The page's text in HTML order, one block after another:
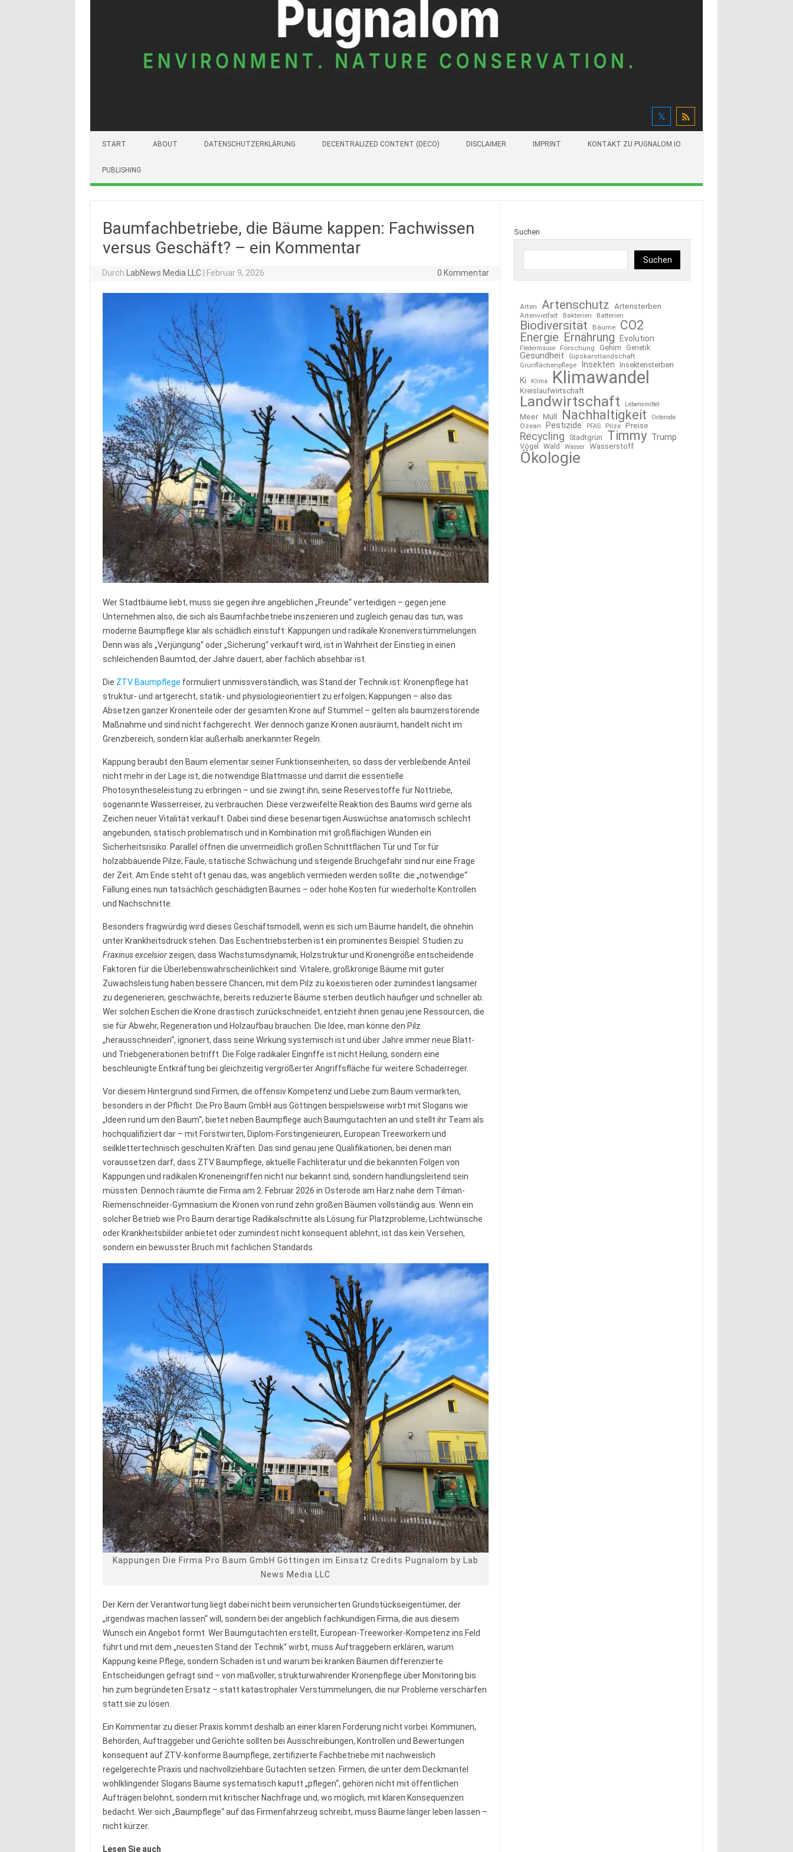
START ABOUT DATENSCHUTZERKLÄRUNG DECENTRALIZED CONTENT (DECO) DISCLAIMER IMPRINT KONTAKT ZU PUGNALOM.IO
PUBLISHING
Baumfachbetriebe, die Bäume kappen: Fachwissen
versus Geschäft? – ein Kommentar
Durch LabNews Media LLC Februar 9, 2026 0 Kommentar
Wer Stadtbäume liebt, muss sie gegen ihre angeblichen „Freunde“ verteidigen – gegen jene
Unternehmen also, die sich als Baumfachbetriebe inszenieren und zugleich genau das tun, was
moderne Baumpflege klar als schädlich einstuft: Kappungen und radikale Kronenverstümmelungen.
Denn was als „Verjüngung“ oder „Sicherung“ verkauft wird, ist in Wahrheit der Einstieg in einen
schleichenden Baumtod, der Jahre dauert, aber fachlich absehbar ist.
Die ZTV Baumpflege formuliert unmissverständlich, was Stand der Technik ist: Kronenpflege hat
struktur- und artgerecht, statik- und physiologieorientiert zu erfolgen; Kappungen – also das
Absetzen ganzer Kronenteile oder der gesamten Krone auf Stummel – gelten als baumzerstörende
Maßnahme und sind nicht fachgerecht. Wer dennoch ganze Kronen ausräumt, handelt nicht im
Grenzbereich, sondern klar außerhalb anerkannter Regeln.
Kappung beraubt den Baum elementar seiner Funktionseinheiten, so dass der verbleibende Anteil
nicht mehr in der Lage ist, die notwendige Blattmasse und damit die essentielle
Photosyntheseleistung zu erbringen – und sie zwingt ihn, seine Reservestoffe für Nottriebe,
sogenannte Wasserreiser, zu verbrauchen. Diese verzweifelte Reaktion des Baums wird gerne als
Zeichen neuer Vitalität verkauft. Dabei sind diese besenartigen Auswüchse anatomisch schlecht
angebunden, statisch problematisch und in Kombination mit großflächigen Wunden ein
Sicherheitsrisiko. Parallel öffnen die unvermeidlich großen Schnittflächen Tür und Tor für
holzabbauende Pilze; Fäule, statische Schwächung und steigende Bruchgefahr sind nur eine Frage
der Zeit. Am Ende steht oft genau das, was angeblich vermieden werden sollte: die „notwendige“
Fällung eines nun tatsächlich geschädigten Baumes – oder hohe Kosten für wiederholte Kontrollen
und Nachschnitte.
Besonders fragwürdig wird dieses Geschäftsmodell, wenn es sich um Bäume handelt, die ohnehin
unter Krankheitsdruck stehen. Das Eschentriebsterben ist ein prominentes Beispiel: Studien zu
Fraxinus excelsiorzeigen, dass Wachstumsdynamik, Holzstruktur und Kronengröße entscheidende
Faktoren für die Überlebenswahrscheinlichkeit sind. Vitalere, großkronige Bäume mit guter
Zuwachsleistung haben bessere Chancen, mit dem Pilz zu koexistieren oder zumindest langsamer
zu degenerieren; geschwächte, bereits reduzierte Bäume sterben deutlich häufiger und schneller ab.
Wer solchen Eschen die Krone drastisch zurückschneidet, entzieht ihnen genau jene Ressourcen, die
sie für Abwehr, Regeneration und Holzaufbau brauchen. Die Idee, man könne den Pilz
„herausschneiden“, ignoriert, dass seine Wirkung systemisch ist und über Jahre immer neue Blatt-
und Triebgenerationen betrifft. Die Folge radikaler Eingriffe ist nicht Heilung, sondern eine
beschleunigte Entkräftung bei gleichzeitig vergrößerter Angriffsfläche für weitere Schaderreger.
Vor diesem Hintergrund sind Firmen, die offensiv Kompetenz und Liebe zum Baum vermarkten,
besonders in der Pflicht. Die Pro Baum GmbH aus Göttingen beispielsweise wirbt mit Slogans wie
„Ideen rund um den Baum“, bietet neben Baumpflege auch Baumgutachten an und stellt ihr Team als
hochqualifiziert dar – mit Forstwirten, Diplom-Forstingenieuren, European Treeworkern und
seilklettertechnisch geschulten Kräften. Das sind genau jene Qualifikationen, bei denen man
voraussetzen darf, dass ZTV Baumpflege, aktuelle Fachliteratur und die bekannten Folgen von
Kappungen und radikalen Kroneneingriffen nicht nur bekannt sind, sondern handlungsleitend sein
müssten. Dennoch räumte die Firma am 2. Februar 2026 in Osterode am Harz nahe dem Tilman-
Riemenschneider-Gymnasium die Kronen von rund zehn großen Bäumen vollständig aus. Wenn ein
solcher Betrieb wie Pro Baum derartige Radikalschnitte als Lösung für Platzprobleme, Lichtwünsche
oder Krankheitsbilder anbietet oder zumindest nicht konsequent ablehnt, ist das kein Versehen,
sondern ein bewusster Bruch mit fachlichen Standards.
Kappungen Die Firma Pro Baum GmbH Göttingen im Einsatz Credits Pugnalom by Lab
News Media LLC
Der Kern der Verantwortung liegt dabei nicht beim verunsicherten Grundstückseigentümer, der
„irgendwas machen lassen“ will, sondern bei der angeblich fachkundigen Firma, die aus diesem
Wunsch ein Angebot formt. Wer Baumgutachten erstellt, European-Treeworker-Kompetenz ins Feld
führt und mit dem „neuesten Stand der Technik“ wirbt, muss Auftraggebern erklären, warum
Kappung keine Pflege, sondern Schaden ist und warum bei kranken Bäumen differenzierte
Entscheidungen gefragt sind – von maßvoller, strukturwahrender Kronenpflege über Monitoring bis
hin zum begründeten Ersatz – statt katastrophaler Verstümmelungen, die nur Probleme verschärfen
statt sie zu lösen.
Ein Kommentar zu dieser Praxis kommt deshalb an einer klaren Forderung nicht vorbei: Kommunen,
Behörden, Auftraggeber und Gerichte sollten bei Ausschreibungen, Kontrollen und Bewertungen
konsequent auf ZTV-konforme Baumpflege, zertifizierte Fachbetriebe mit nachweislich
regelgerechte Praxis und nachvollziehbare Gutachten setzen. Firmen, die unter dem Deckmantel
wohlklingender Slogans Bäume systematisch kaputt „pflegen“, gehören nicht mit öffentlichen
Aufträgen belohnt, sondern mit kritischer Nachfrage und, wo möglich, mit klaren Konsequenzen
bedacht. Wer sich „Baumpflege“ auf das Firmenfahrzeug schreibt, muss Bäume länger leben lassen –
nicht kürzer.
Lesen Sie auch
Suchen
Suchen
Arten Artenschutz Artensterben
Artenvielfalt Bakterien Batterien
Biodiversität Bäume CO2
Energie Ernährung Evolution
Fledermäuse Forschung Gehirn Genetik
Gesundheit Gipskarstlandschaft
Grünflächenpflege Insekten Insektensterben
Ki Klima Klimawandel
Kreislaufwirtschaft
Landwirtschaft Lebensmittel
Meer Müll Nachhaltigkeit Osterode
Ozean Pestizide PFAS Pilze Preise
Recycling Stadtgrün Timmy Trump
Vögel Wald Wasser Wasserstoff
Ökologie